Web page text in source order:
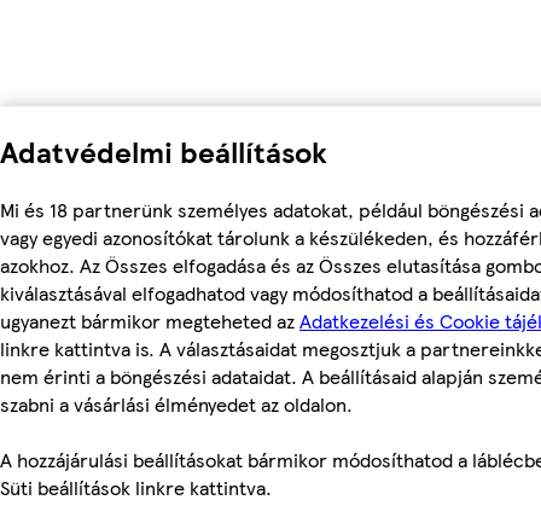
Adatvédelmi beállítások
Mi és 18 partnerünk személyes adatokat, például böngészési
vagy egyedi azonosítókat tárolunk a készülékeden, és
azokhoz. Az Összes elfogadása és az Összes elutasítása
kiválasztásával elfogadhatod vagy módosíthatod a
ugyanezt bármikor megteheted azAdatkezelési és Cookie
linkre kattintva is. A választásaidat megosztjuk a
nem érinti a böngészési adataidat. A beállításaid alapján
szabni a vásárlási élményedet az oldalon.
A hozzájárulási beállításokat bármikor módosíthatod a
Süti beállítások linkre kattintva.